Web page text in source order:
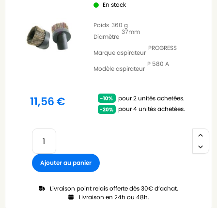
En stock
Poids 360 g
Diamètre
37mm
Marque aspirateur
PROGRESS
Modèle aspirateur
P 580 A
11,56€
pour 2 unités achetées.
pour 4 unités achetées.
Ajouter au panier
Livraison point relais offerte dès 30€ d’achat.
Livraison en 24h ou 48h.